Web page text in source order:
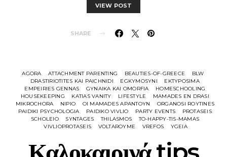
VIEW POST
SHARE
AGORA ATTACHMENT PARENTING BEAUTIES-OF-GREECE
BLW
DRASTIRIOTITES KAI PAICHNIDI
EGKYMOSYNI
EKTYPOSIMA
EMPEIRIES GENNAS
GYNAIKA KAI OMORFIA
HOMESCHOOLING
HOUSEKEEPING
KATIAS VANITY LIFESTYLE
MAMADES EN DRASI
MIKROCHORA
NIPIO OI MAMADES APANTOYN
ORGANOSI ROYTINES
PAIDIKI PSYCHOLOGIA
PAIDIKO VIVLIO PARTY EVENTS
PROTASEIS
SCHOLEIO
SYNTAGES THILASMOS
TO-HAPPY-TIS-MAMAS
VIVLIOPROTASEIS
VOLTAROYME VREFOS YGEIA